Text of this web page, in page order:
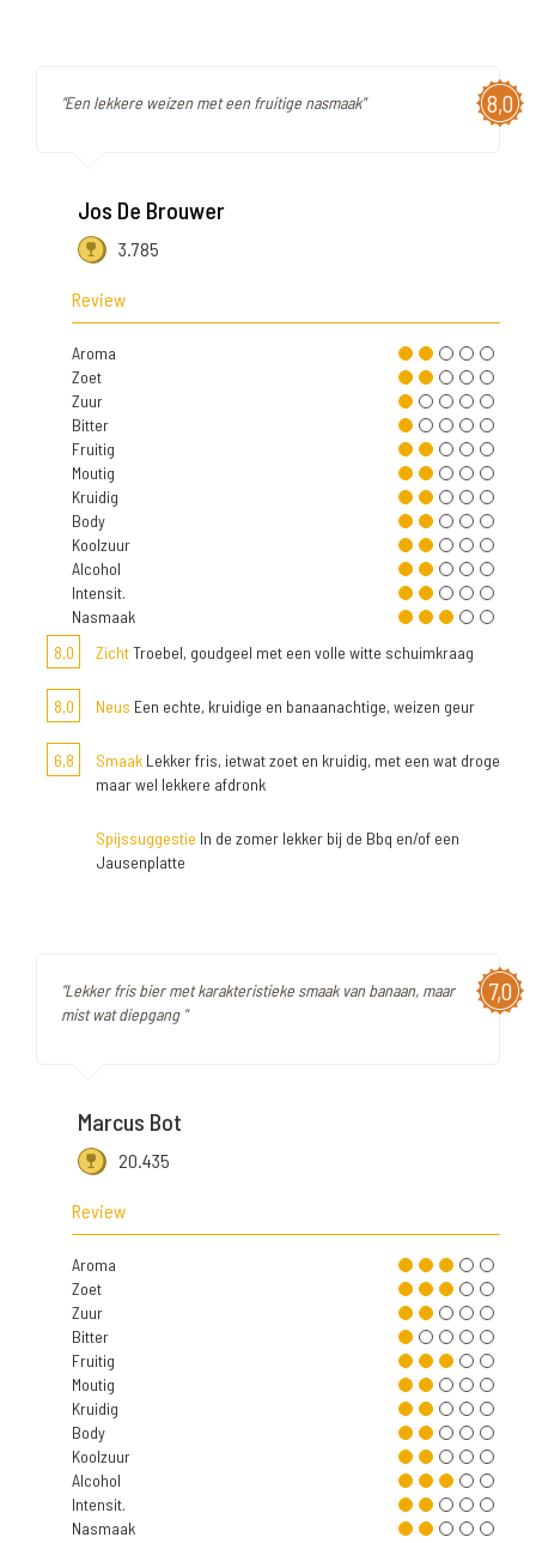
8,0
"Een lekkere weizen met een fruitige nasmaak"
Jos De Brouwer
3.785
Review
Aroma
Zoet
Zuur
Bitter
Fruitig
Moutig
Kruidig
Body
Koolzuur
Alcohol
Intensit.
Nasmaak
8,0
ZichtTroebel, goudgeel met een volle witte schuimkraag
8,0 Neus Een echte, kruidige en banaanachtige, weizen geur
6,8 Smaak Lekker fris, ietwat zoet en kruidig, met een wat droge
maar wel lekkere afdronk
Spijssuggestie In de zomer lekker bij de Bbq en/of een
Jausenplatte
7,0
"Lekker fris bier met karakteristieke smaak van banaan, maar
mist wat diepgang "
Marcus Bot
20.435
Review
Aroma
Zoet
Zuur
Bitter
Fruitig
Moutig
Kruidig
Body
Koolzuur
Alcohol
Intensit.
Nasmaak